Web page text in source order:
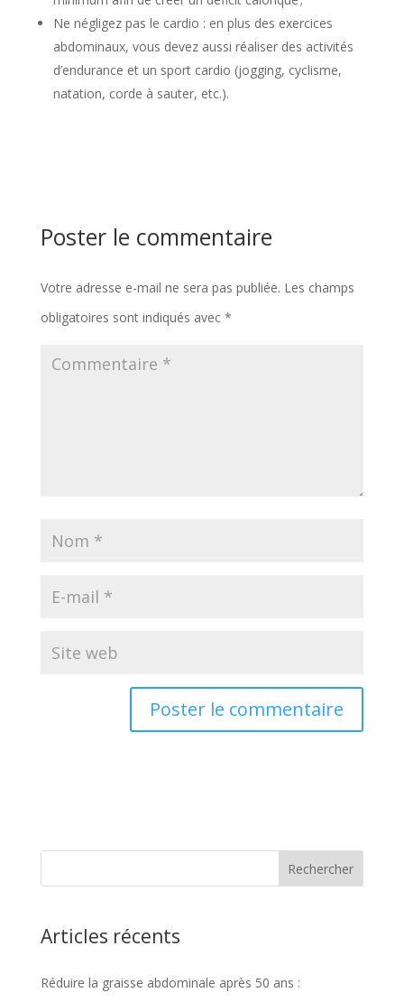
Ne négligez pas le cardio : en plus des exercices
abdominaux, vous devez aussi réaliser des activités
d’endurance et un sport cardio (jogging, cyclisme,
natation, corde à sauter, etc.).
Poster le commentaire
Votre adresse e-mail ne sera pas publiée. Les champs
obligatoires sont indiqués avec *
Articles récents
Réduire la graisse abdominale après 50 ans :